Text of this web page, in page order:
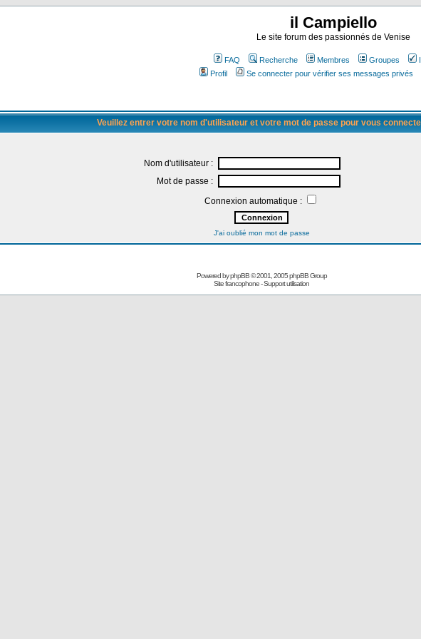
il Campiello
Le site forum des passionnés de Venise
FAQ Recherche Membres Groupes
Profil
Se connecter pour vérifier ses messages privés
Veuillez entrer votre nom d'utilisateur et votre mot de passe pour vous
Nom d'utilisateur :
Mot de passe :
Connexion automatique :
J'ai oublié mon mot de passe
Powered byphpBB© 2001, 2005 phpBB Group
Site francophone-Support utilisation